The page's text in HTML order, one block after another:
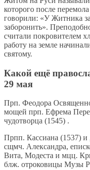
которого после
говорили: «У Житника
заборонить».
считали покровителем
работу на земле
святому.
Какой ещё
29 мая
Прп. Феодора
мощей прп. Ефрема
чудотворца (1545) .
Прпп. Кассиана (1537) и
сщмч. Александра,
Вита, Модеста и мцц.
блж. отроковицы Музы